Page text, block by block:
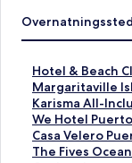
Hotel & Beach
L
i
n
k
å
b
Margaritaville
Karisma All-
L
i
n
k
å
We Hotel
L
i
n
Casa Velero
L
iThe Fives
L